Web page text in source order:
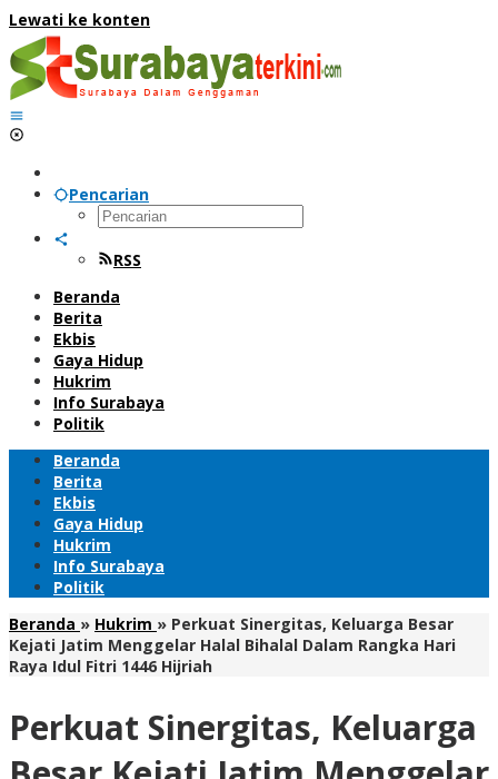
Lewati ke konten
Pencarian
RSS
Beranda
Berita
Ekbis
Gaya Hidup
Hukrim
Info Surabaya
Politik
Beranda
Berita
Ekbis
Gaya Hidup
Hukrim
Info Surabaya
Politik
Beranda » Hukrim » Perkuat Sinergitas, Keluarga Besar
Kejati Jatim Menggelar Halal Bihalal Dalam Rangka Hari
Raya Idul Fitri 1446 Hijriah
Perkuat Sinergitas, Keluarga